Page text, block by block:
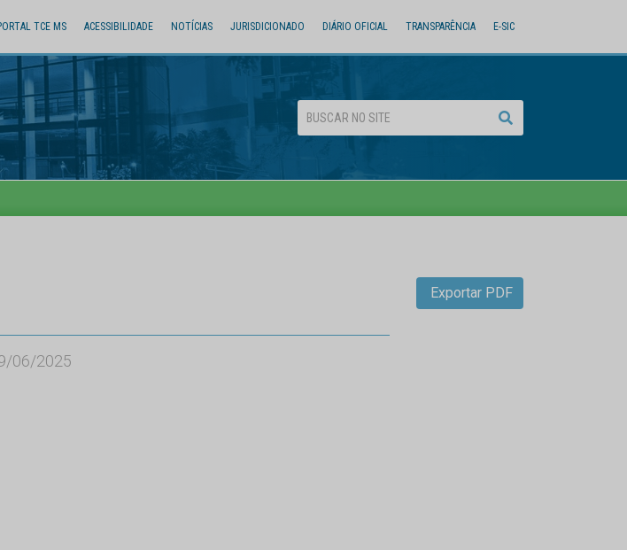
TCE MS ACESSIBILIDADE NOTÍCIAS JURISDICIONADO DIÁRIO OFICIAL TRANSPARÊNCIA E-SIC
06/2025
Exportar PDF